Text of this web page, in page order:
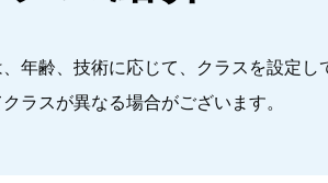
年齢、技術に応じて、クラスを設定し
ラスが異なる場合がございます。